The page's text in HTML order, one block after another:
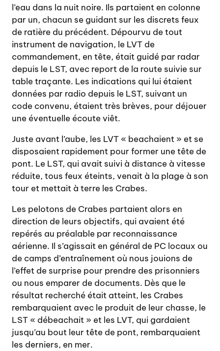
l’eau dans la nuit noire. Ils partaient en colonne
par un, chacun se guidant sur les discrets feux
de ratière du précédent. Dépourvu de tout
instrument de navigation, le LVT de
commandement, en tête, était guidé par radar
depuis le LST, avec report de la route suivie sur
table traçante. Les indications qui lui étaient
données par radio depuis le LST, suivant un
code convenu, étaient très brèves, pour déjouer
une éventuelle écoute viêt.
Juste avant l’aube, les LVT « beachaient » et se
disposaient rapidement pour former une tête de
pont. Le LST, qui avait suivi à distance à vitesse
réduite, tous feux éteints, venait à la plage à son
tour et mettait à terre les Crabes.
Les pelotons de Crabes partaient alors en
direction de leurs objectifs, qui avaient été
repérés au préalable par reconnaissance
aérienne. Il s’agissait en général de PC locaux ou
de camps d’entraînement où nous jouions de
l’effet de surprise pour prendre des prisonniers
ou nous emparer de documents. Dès que le
résultat recherché était atteint, les Crabes
rembarquaient avec le produit de leur chasse, le
LST « débeachait » et les LVT, qui gardaient
jusqu’au bout leur tête de pont, rembarquaient
les derniers, en mer.